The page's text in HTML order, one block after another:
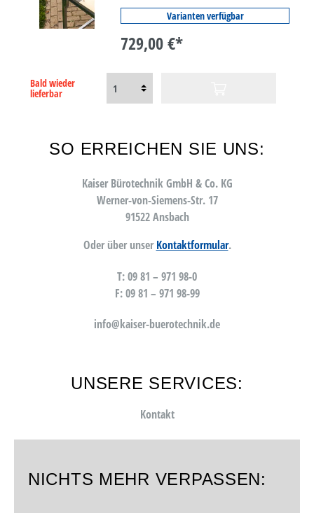
Varianten verfügbar
729,00 €*
Bald wieder
lieferbar
SO ERREICHEN SIE UNS:
Kaiser Bürotechnik GmbH & Co. KG
Werner-von-Siemens-Str. 17
91522 Ansbach
Oder über unserKontaktformular.
T: 09 81 – 971 98-0
F: 09 81 – 971 98-99
info@kaiser-buerotechnik.de
UNSERE SERVICES:
Kontakt
NICHTS MEHR VERPASSEN: